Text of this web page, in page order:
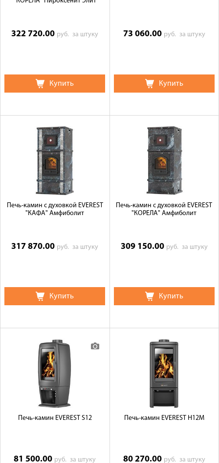
322 720.00 руб.за штуку
Купить
73 060.00 руб. за штуку
Купить
Печь-камин с духовкой EVEREST
"КАФА" Амфиболит
317 870.00 руб.за штуку
Купить
Печь-камин с духовкой EVEREST
"КОРЕЛА" Амфиболит
309 150.00 руб. за штуку
Купить
Печь-камин EVEREST S12
81 500.00 руб.за штуку
Печь-камин EVEREST H12M
80 270.00 руб. за штуку